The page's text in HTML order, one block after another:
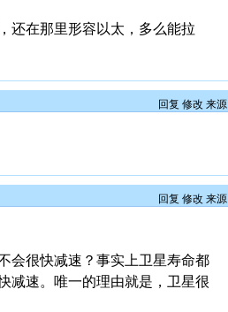
还在那里形容以太，多么能拉
回复 修改 来源
回复 修改 来源
会很快减速？事实上卫星寿命都
减速。唯一的理由就是，卫星很